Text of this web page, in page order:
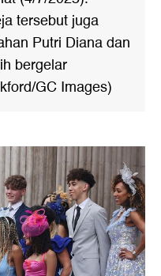
tersebut juga
Putri Diana dan
bergelar
GC Images)